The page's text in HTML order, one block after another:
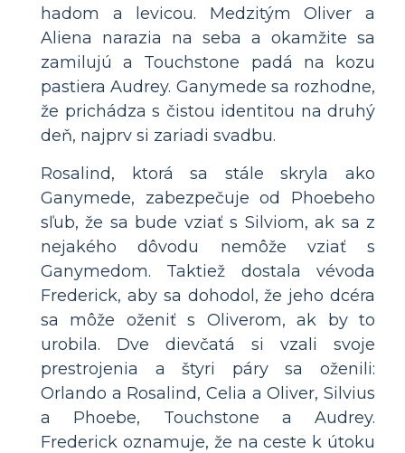
hadom a levicou. Medzitým Oliver a
Aliena narazia na seba a okamžite sa
zamilujú a Touchstone padá na kozu
pastiera Audrey. Ganymede sa rozhodne,
že prichádza s čistou identitou na druhý
deň, najprv si zariadi svadbu.
Rosalind, ktorá sa stále skryla ako
Ganymede, zabezpečuje od Phoebeho
sľub, že sa bude vziať s Silviom, ak sa z
nejakého dôvodu nemôže vziať s
Ganymedom. Taktiež dostala vévoda
Frederick, aby sa dohodol, že jeho dcéra
sa môže oženiť s Oliverom, ak by to
urobila. Dve dievčatá si vzali svoje
prestrojenia a štyri páry sa oženili:
Orlando a Rosalind, Celia a Oliver, Silvius
a Phoebe, Touchstone a Audrey.
Frederick oznamuje, že na ceste k útoku